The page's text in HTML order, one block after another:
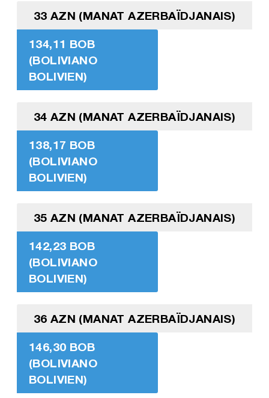
33 AZN (MANAT AZERBAÏDJANAIS)
134,11 BOB
(BOLIVIANO
BOLIVIEN)
34 AZN (MANAT AZERBAÏDJANAIS)
138,17 BOB
(BOLIVIANO
BOLIVIEN)
35 AZN (MANAT AZERBAÏDJANAIS)
142,23 BOB
(BOLIVIANO
BOLIVIEN)
36 AZN (MANAT AZERBAÏDJANAIS)
146,30 BOB
(BOLIVIANO
BOLIVIEN)